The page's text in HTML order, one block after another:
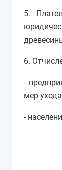
5.
6.
-
мер
-